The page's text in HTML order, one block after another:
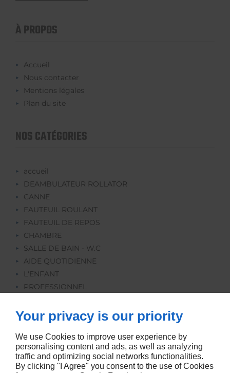
À PROPOS
Accueil
Nous contacter
Mentions légales
Plan du site
NOS CATÉGORIES
accueil
DEAMBULATEUR ROLLATOR
CANNE
FAUTEUIL ROULANT
FAUTEUIL DE REPOS
CHAMBRE
SALLE DE BAIN - W.C
AIDE QUOTIDIENNE
L'ENFANT
PROFESSIONNEL
ORTHOPEDIE
LOCATION
Your privacy is our priority
We use Cookies to improve user experience by
personalising content and ads, as well as analyzing
traffic and optimizing social networks functionalities.
By clicking "I Agree" you consent to the use of Cookies